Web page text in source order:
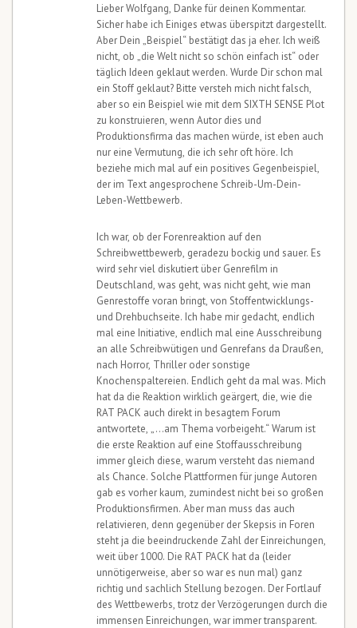
Lieber Wolfgang, Danke für deinen Kommentar.
Sicher habe ich Einiges etwas überspitzt dargestellt.
Aber Dein „Beispiel“ bestätigt das ja eher. Ich weiß
nicht, ob „die Welt nicht so schön einfach ist“ oder
täglich Ideen geklaut werden. Wurde Dir schon mal
ein Stoff geklaut? Bitte versteh mich nicht falsch,
aber so ein Beispiel wie mit dem SIXTH SENSE Plot
zu konstruieren, wenn Autor dies und
Produktionsfirma das machen würde, ist eben auch
nur eine Vermutung, die ich sehr oft höre. Ich
beziehe mich mal auf ein positives Gegenbeispiel,
der im Text angesprochene Schreib-Um-Dein-
Leben-Wettbewerb.
Ich war, ob der Forenreaktion auf den
Schreibwettbewerb, geradezu bockig und sauer. Es
wird sehr viel diskutiert über Genrefilm in
Deutschland, was geht, was nicht geht, wie man
Genrestoffe voran bringt, von Stoffentwicklungs-
und Drehbuchseite. Ich habe mir gedacht, endlich
mal eine Initiative, endlich mal eine Ausschreibung
an alle Schreibwütigen und Genrefans da Draußen,
nach Horror, Thriller oder sonstige
Knochenspaltereien. Endlich geht da mal was. Mich
hat da die Reaktion wirklich geärgert, die, wie die
RAT PACK auch direkt in besagtem Forum
antwortete, „…am Thema vorbeigeht.“ Warum ist
die erste Reaktion auf eine Stoffausschreibung
immer gleich diese, warum versteht das niemand
als Chance. Solche Plattformen für junge Autoren
gab es vorher kaum, zumindest nicht bei so großen
Produktionsfirmen. Aber man muss das auch
relativieren, denn gegenüber der Skepsis in Foren
steht ja die beeindruckende Zahl der Einreichungen,
weit über 1000. Die RAT PACK hat da (leider
unnötigerweise, aber so war es nun mal) ganz
richtig und sachlich Stellung bezogen. Der Fortlauf
des Wettbewerbs, trotz der Verzögerungen durch die
immensen Einreichungen, war immer transparent.